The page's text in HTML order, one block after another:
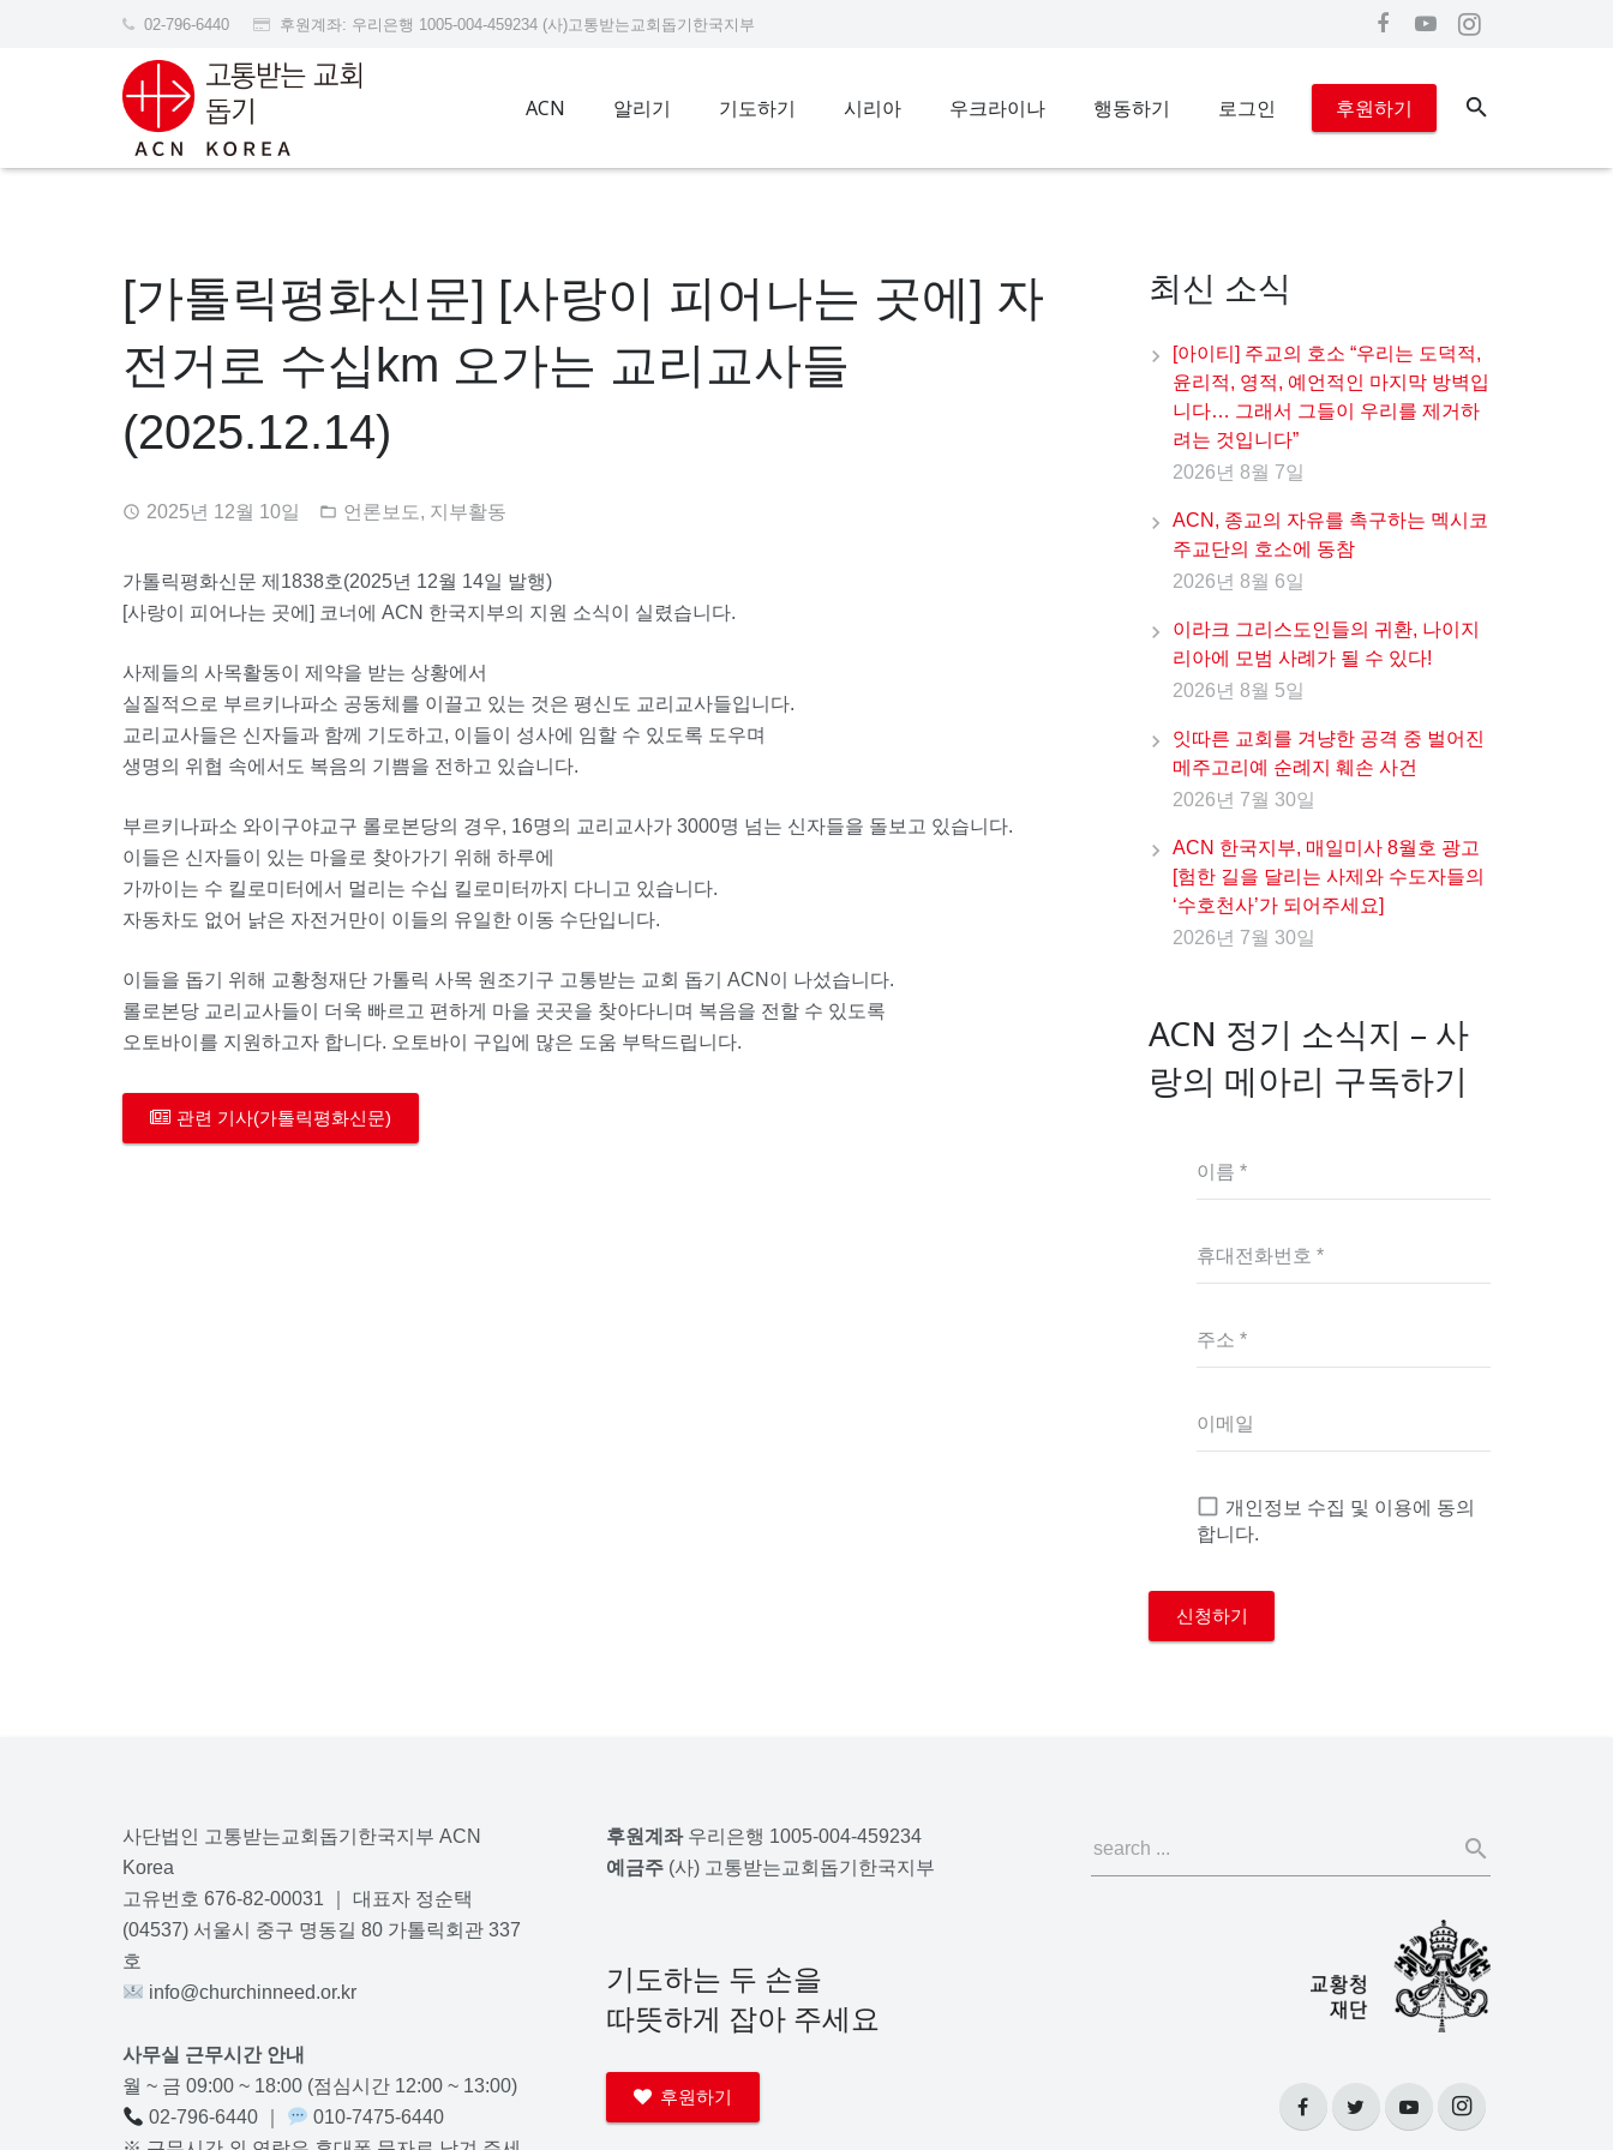
02-796-6440 후원계좌: 우리은행 1005-004-459234 (사)고통받는교회돕기한국지부
ACN 알리기 기도하기 시리아 우크라이나 행동하기 로그인 후원하기
[가톨릭평화신문] [사랑이 피어나는 곳에] 자
전거로 수십km 오가는 교리교사들
(2025.12.14)
2025년 12월 10일 언론보도 , 지부활동
가톨릭평화신문 제1838호(2025년 12월 14일 발행)
[사랑이 피어나는 곳에] 코너에 ACN 한국지부의 지원 소식이 실렸습니다.
사제들의 사목활동이 제약을 받는 상황에서
실질적으로 부르키나파소 공동체를 이끌고 있는 것은 평신도 교리교사들입니다.
교리교사들은 신자들과 함께 기도하고, 이들이 성사에 임할 수 있도록 도우며
생명의 위협 속에서도 복음의 기쁨을 전하고 있습니다.
부르키나파소 와이구야교구 롤로본당의 경우, 16명의 교리교사가 3000명 넘는 신자들을 돌보고 있습니다.
이들은 신자들이 있는 마을로 찾아가기 위해 하루에
가까이는 수 킬로미터에서 멀리는 수십 킬로미터까지 다니고 있습니다.
자동차도 없어 낡은 자전거만이 이들의 유일한 이동 수단입니다.
이들을 돕기 위해 교황청재단 가톨릭 사목 원조기구 고통받는 교회 돕기 ACN이 나섰습니다.
롤로본당 교리교사들이 더욱 빠르고 편하게 마을 곳곳을 찾아다니며 복음을 전할 수 있도록
오토바이를 지원하고자 합니다. 오토바이 구입에 많은 도움 부탁드립니다.
관련 기사(가톨릭평화신문)
최신 소식
[아이티] 주교의 호소 “우리는 도덕적,
윤리적, 영적, 예언적인 마지막 방벽입
니다… 그래서 그들이 우리를 제거하
려는 것입니다”
2026년 8월 7일
ACN, 종교의 자유를 촉구하는 멕시코
주교단의 호소에 동참
2026년 8월 6일
이라크 그리스도인들의 귀환, 나이지
리아에 모범 사례가 될 수 있다!
2026년 8월 5일
잇따른 교회를 겨냥한 공격 중 벌어진
메주고리예 순례지 훼손 사건
2026년 7월 30일
ACN 한국지부, 매일미사 8월호 광고
[험한 길을 달리는 사제와 수도자들의
‘수호천사’가 되어주세요]
2026년 7월 30일
ACN 정기 소식지 – 사
랑의 메아리 구독하기
이름 *
휴대전화번호 *
주소 *
이메일
개인정보 수집 및 이용에 동의
합니다.
사단법인 고통받는교회돕기한국지부 ACN
Korea
고유번호 676-82-00031 ｜ 대표자 정순택
(04537) 서울시 중구 명동길 80 가톨릭회관 337
호
info@churchinneed.or.kr
사무실 근무시간 안내
월 ~ 금 09:00 ~ 18:00 (점심시간 12:00 ~ 13:00)
02-796-6440 ｜
010-7475-6440
후원계좌우리은행 1005-004-459234
예금주 (사) 고통받는교회돕기한국지부
기도하는 두 손을
따뜻하게 잡아 주세요
후원하기